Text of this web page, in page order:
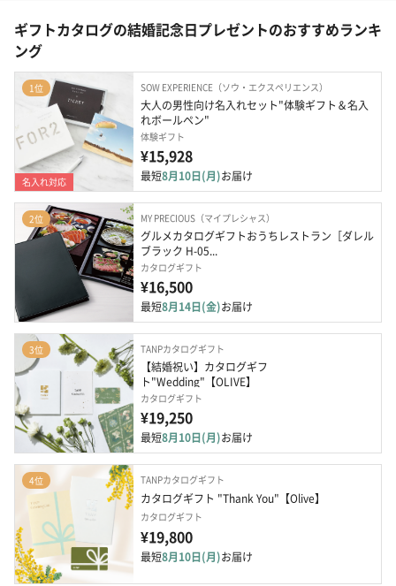
ギフトカタログの結婚記念日プレゼントのおすすめランキ
ング
1位
名入れ対応
SOW EXPERIENCE（ソウ・エクスペリエンス）
大人の男性向け名入れセット"体験ギフト＆名入
れボールペン"
体験ギフト
¥15,928
最短8月10日(月)お届け
2位 MY PRECIOUS（マイプレシャス）
グルメカタログギフトおうちレストラン［ダレル
ブラック H-05...
カタログギフト
¥16,500
最短8月14日(金)お届け
3位 TANPカタログギフト
【結婚祝い】カタログギフ
ト"Wedding"【OLIVE】
カタログギフト
¥19,250
最短8月10日(月)お届け
4位 TANPカタログギフト
カタログギフト "Thank You"【Olive】
カタログギフト
¥19,800
最短8月10日(月)お届け